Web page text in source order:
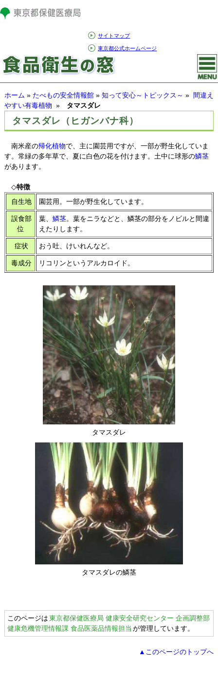
サイトマップ
東京都公式ホームページ
ホーム » たべもの安全情報館» 知って安心～トピックス～ » 間違え
やすい有毒植物 » タマスダレ
タマスダレ（ヒガンバナ科）
南米産の帰化植物で、主に園芸用ですが、一部が野生化していま
す。常緑の多年草で、夏に白色の花を付けます。土中に球形の鱗茎
があります。
◇特徴
自生地
園芸用。一部が野生化しています。
誤食部
位
葉、 鱗茎。葉をニラなどと、鱗茎の部分をノビルと間違
えたりします。
症状 おう吐、けいれんなど。
毒成分 リコリンというアルカロイド。
タマスダレ
タマスダレの鱗茎
このページは東京都保健医療局 健康安全研究センター 企画調整部
健康危機管理情報課 食品医薬品情報担当 が管理しています。
▲このページのトップへ